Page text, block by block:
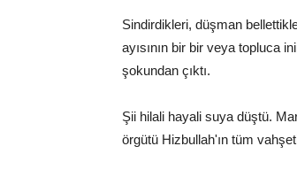
Sindirdikleri, düşman
ayısının bir bir veya topluca
şokundan çıktı.
Şii hilali hayali suya düştü.
örgütü Hizbullah'ın tüm